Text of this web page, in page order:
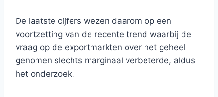
De laatste cijfers wezen daarom op een
voortzetting van de recente trend waarbij de
vraag op de exportmarkten over het geheel
genomen slechts marginaal verbeterde, aldus
het onderzoek.